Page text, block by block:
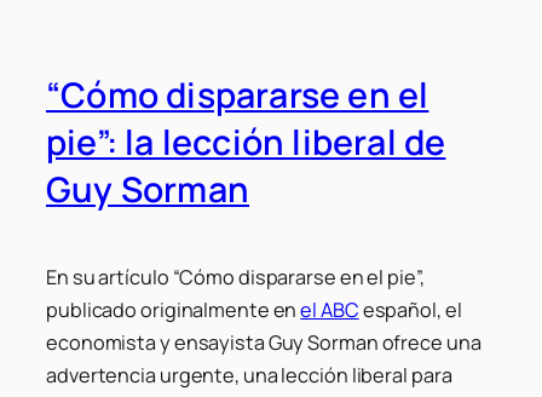
“Cómo dispararse en el
pie”: la lección liberal de
Guy Sorman
En su artículo “Cómo dispararse en el pie”,
publicado originalmente enel ABCespañol, el
economista y ensayista Guy Sorman ofrece una
advertencia urgente, una lección liberal para